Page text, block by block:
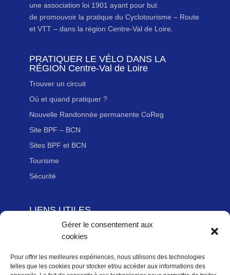
Gérer le consentement aux
cookies
Pour offrir les meilleures expériences, nous utilisons des technologies
telles que les cookies pour stocker et/ou accéder aux informations des
une association loi 1901 ayant pour but
de promouvoir la pratique du Cyclotourisme – Route
et VTT – dans la région Centre-Val de Loire.
PRATIQUER LE VÉLO DANS LA
RÉGION Centre-Val de Loire
Trouver un circuit
Où et quand pratiquer ?
Nouvelle Randonnée permanente CoReg
Site BPF – BCN
Sites BPF et BCN
Tourisme
Sécurité
LIENS UTILES
Adhérer à la Fédération Française de cyclotourisme
Newsletter
Mentions légales
Politique des données personnelles